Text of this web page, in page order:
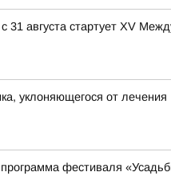
31 августа стартует XV
уклоняющегося от лечения
фестиваля